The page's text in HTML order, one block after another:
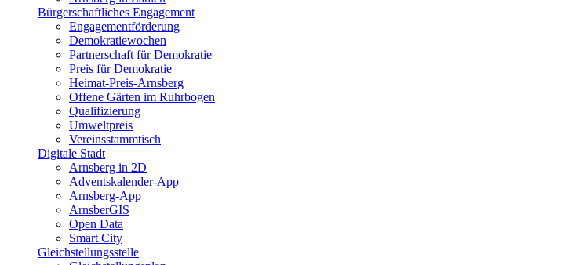
Bürgerschaftliches Engagement
Engagementförderung
Demokratiewochen
Partnerschaft für Demokratie
Preis für Demokratie
Heimat-Preis-Arnsberg
Offene Gärten im Ruhrbogen
Qualifizierung
Umweltpreis
Vereinsstammtisch
Digitale Stadt
Arnsberg in 2D
Adventskalender-App
Arnsberg-App
ArnsberGIS
Open Data
Smart City
Gleichstellungsstelle